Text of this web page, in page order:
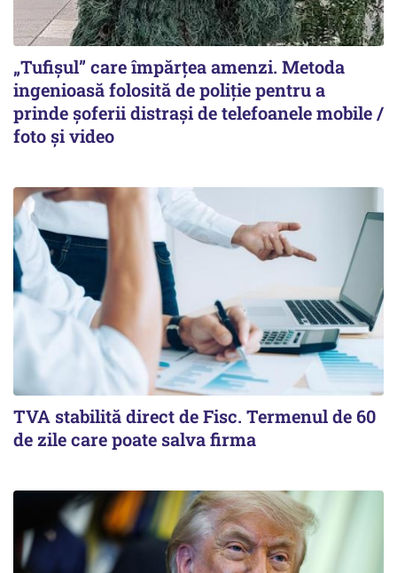
„Tufișul” care împărțea amenzi. Metoda
ingenioasă folosită de poliție pentru a
prinde șoferii distrași de telefoanele mobile /
foto și video
TVA stabilită direct de Fisc. Termenul de 60
de zile care poate salva firma